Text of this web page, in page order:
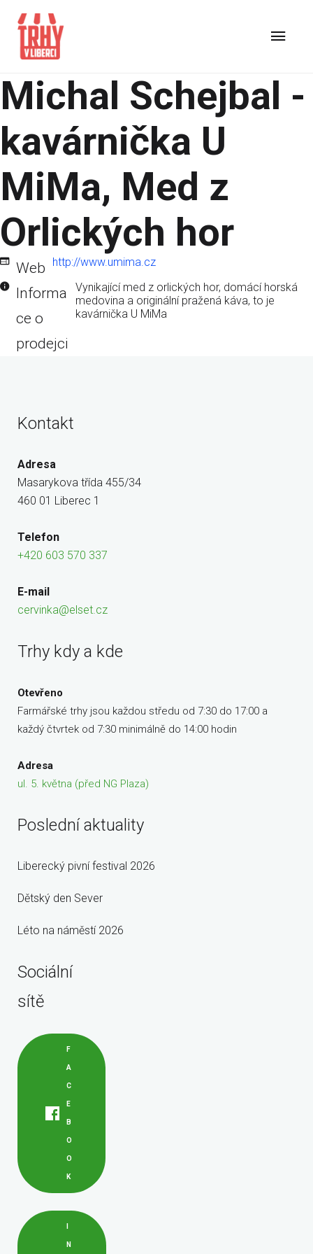
Michal Schejbal -
kavárnička U
MiMa, Med z
Orlických hor
Web http://www.umima.cz
Informa
ce o
prodejci
Vynikající med z orlických hor, domácí horská
medovina a originální pražená káva, to je
kavárnička U MiMa
Kontakt
Adresa
Masarykova třída 455/34
460 01 Liberec 1
Telefon
+420 603 570 337
E-mail
cervinka@elset.cz
Trhy kdy a kde
Otevřeno
Farmářské trhy jsou každou středu od 7:30 do 17:00 a
každý čtvrtek od 7:30 minimálně do 14:00 hodin
Adresa
ul. 5. května (před NG Plaza)
Poslední aktuality
Liberecký pivní festival 2026
Dětský den Sever
Léto na náměstí 2026
Sociální
sítě
F
A
C
E
B
O
O
K
N